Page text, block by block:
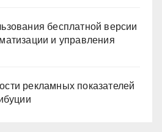
бесплатной версии
и управления
рекламных показателей